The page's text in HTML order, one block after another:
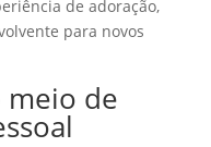
de adoração,
para novos
meio de